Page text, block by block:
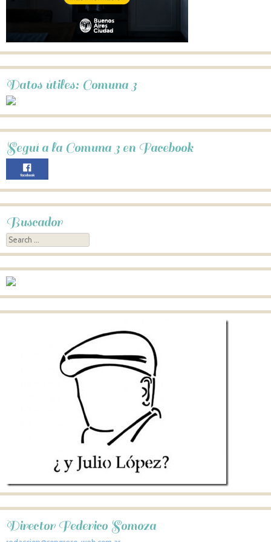
Datos útiles: Comuna 3
Seguí a la Comuna 3 en Facebook
Buscador
Search
Director Federico Somoza